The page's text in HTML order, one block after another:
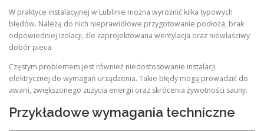
W praktyce instalacyjnej w Lublinie można wyróżnić kilka typowych
błędów. Należą do nich nieprawidłowe przygotowanie podłoża, brak
odpowiedniej izolacji, źle zaprojektowana wentylacja oraz niewłaściwy
dobór pieca.
Częstym problemem jest również niedostosowanie instalacji
elektrycznej do wymagań urządzenia. Takie błędy mogą prowadzić do
awarii, zwiększonego zużycia energii oraz skrócenia żywotności sauny.
Przykładowe wymagania techniczne